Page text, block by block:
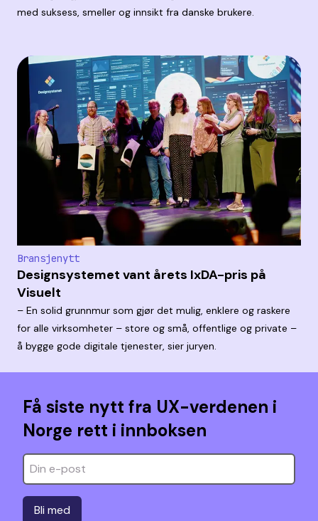
med suksess, smeller og innsikt fra danske brukere.
Bransjenytt
Designsystemet vant årets IxDA-pris på
Visuelt
– En solid grunnmur som gjør det mulig, enklere og raskere
for alle virksomheter – store og små, offentlige og private –
å bygge gode digitale tjenester, sier juryen.
Få siste nytt fra UX-verdenen i
Norge rett i innboksen
Bli med